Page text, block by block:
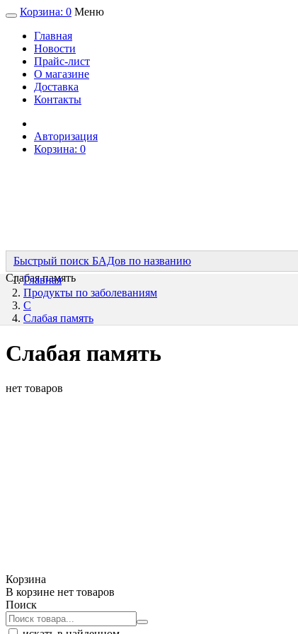
Корзина: 0 Меню
Главная
Новости
Прайс-лист
О магазине
Доставка
Контакты
Авторизация
Корзина: 0
Быстрый поиск БАДов по названию
Слабая память
Главная
Продукты по заболеваниям
С
Слабая память
Слабая память
нет товаров
Корзина
В корзине нет товаров
Поиск